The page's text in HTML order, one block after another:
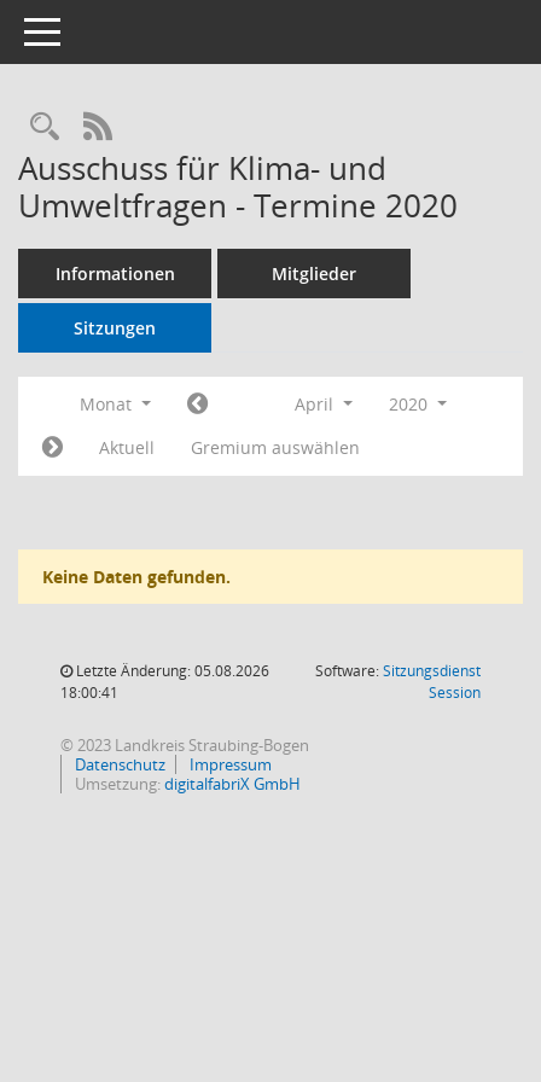
Toggle navigation
RSS-Feed
Ausschuss für Klima- und
Umweltfragen - Termine 2020
Informationen Mitglieder
Sitzungen
Monat April
2020
Aktuell
Gremium auswählen
Keine Daten gefunden.
Letzte Änderung: 05.08.2026
18:00:41
Software:Sitzungsdienst
Session(Wird in
© 2023 Landkreis Straubing-Bogen
Datenschutz
Impressum
Umsetzung:digitalfabriX GmbH